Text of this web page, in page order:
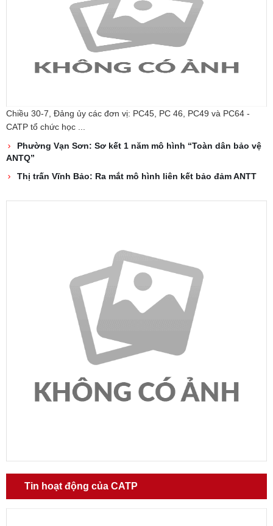
Chiều 30-7, Đảng ủy các đơn vị: PC45, PC 46, PC49 và PC64 -
CATP tổ chức học ...
Phường Vạn Sơn: Sơ kết 1 năm mô hình “Toàn dân bảo vệ
ANTQ”
Thị trấn Vĩnh Bảo: Ra mắt mô hình liên kết bảo đảm ANTT
Tin hoạt động của CATP